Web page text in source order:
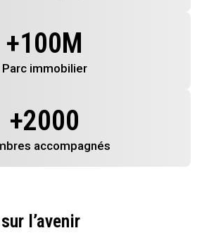
+100M
Parc immobilier
+2000
accompagnés
l’avenir